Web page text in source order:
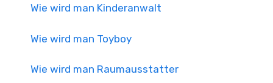
Wie wird man Kinderanwalt
Wie wird man Toyboy
Wie wird man Raumausstatter